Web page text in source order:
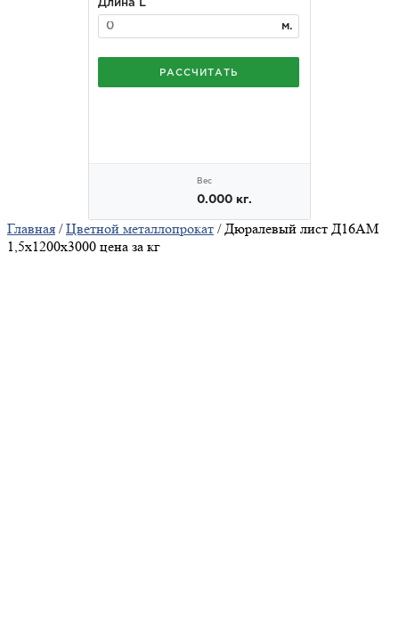
Главная /Цветной металлопрокат / Дюралевый лист Д16АМ
1,5х1200х3000 цена за кг